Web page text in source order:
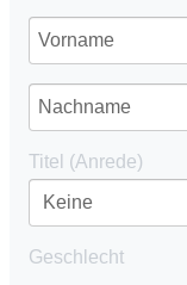
Titel (Anrede)
Geschlecht